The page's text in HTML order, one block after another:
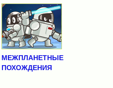
МЕЖПЛАНЕТНЫЕ
ПОХОЖДЕНИЯ